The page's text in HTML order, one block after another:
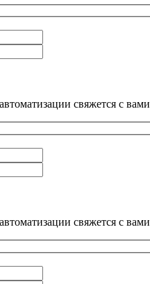
свяжется с вами
свяжется с вами